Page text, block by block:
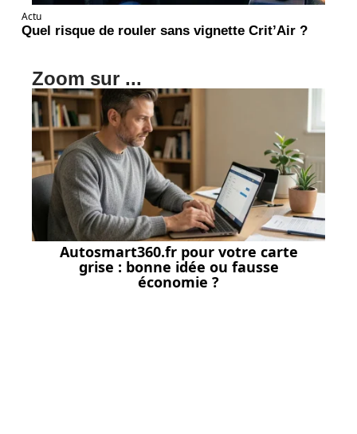
Actu
Quel risque de rouler sans vignette Crit’Air ?
Zoom sur ...
Autosmart360.fr pour votre carte
grise : bonne idée ou fausse
économie ?